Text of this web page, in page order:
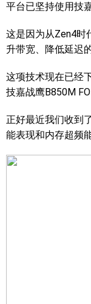
平台已坚持使用技
这是因为从Zen4时
升带宽、降低延迟
这项技术现在已经
技嘉战鹰B850M
正好最近我们收到
能表现和内存超频能